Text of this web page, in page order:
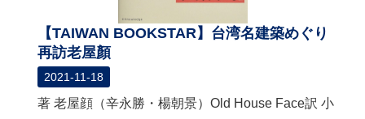
【TAIWAN BOOKSTAR】台湾名建築めぐり
再訪老屋顏
2021-11-18
著 老屋顔（辛永勝・楊朝景）Old House Face訳 小